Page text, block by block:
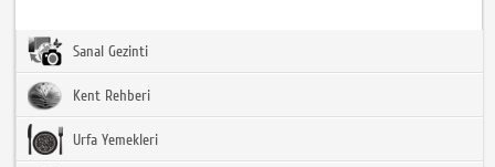
Sanal Gezinti
Kent Rehberi
Urfa Yemekleri